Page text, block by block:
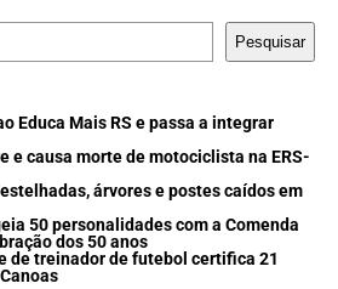
Pesquisar
Educa Mais RS e passa a integrar
e causa morte de motociclista na ERS-
árvores e postes caídos em
50 personalidades com a Comenda
dos 50 anos
de treinador de futebol certifica 21